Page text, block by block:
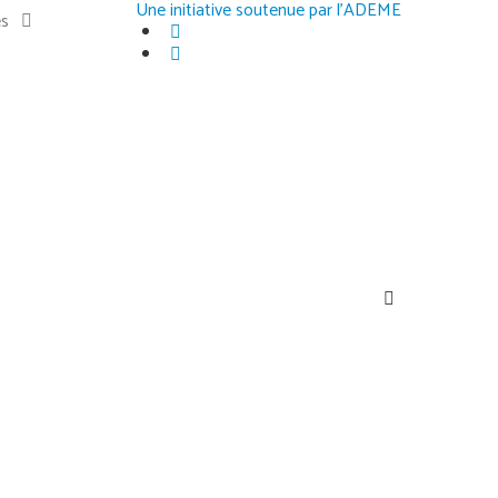
Une initiative soutenue par l'ADEME